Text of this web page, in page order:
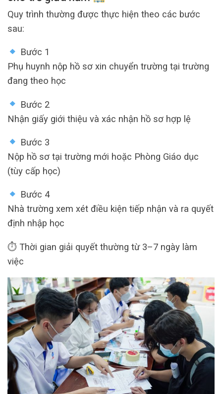
Quy trình thường được thực hiện theo các bước
sau:
Bước 1
Phụ huynh nộp hồ sơ xin chuyển trường tại trường
đang theo học
Bước 2
Nhận giấy giới thiệu và xác nhận hồ sơ hợp lệ
Bước 3
Nộp hồ sơ tại trường mới hoặc Phòng Giáo dục
(tùy cấp học)
Bước 4
Nhà trường xem xét điều kiện tiếp nhận và ra quyết
định nhập học
⏱ Thời gian giải quyết thường từ 3–7 ngày làm
việc